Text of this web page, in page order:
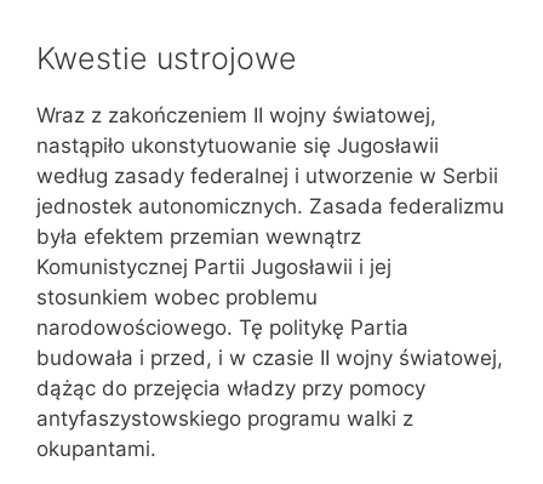
Kwestie ustrojowe
Wraz z zakończeniem II wojny światowej,
nastąpiło ukonstytuowanie się Jugosławii
według zasady federalnej i utworzenie w Serbii
jednostek autonomicznych. Zasada federalizmu
była efektem przemian wewnątrz
Komunistycznej Partii Jugosławii i jej
stosunkiem wobec problemu
narodowościowego. Tę politykę Partia
budowała i przed, i w czasie II wojny światowej,
dążąc do przejęcia władzy przy pomocy
antyfaszystowskiego programu walki z
okupantami.